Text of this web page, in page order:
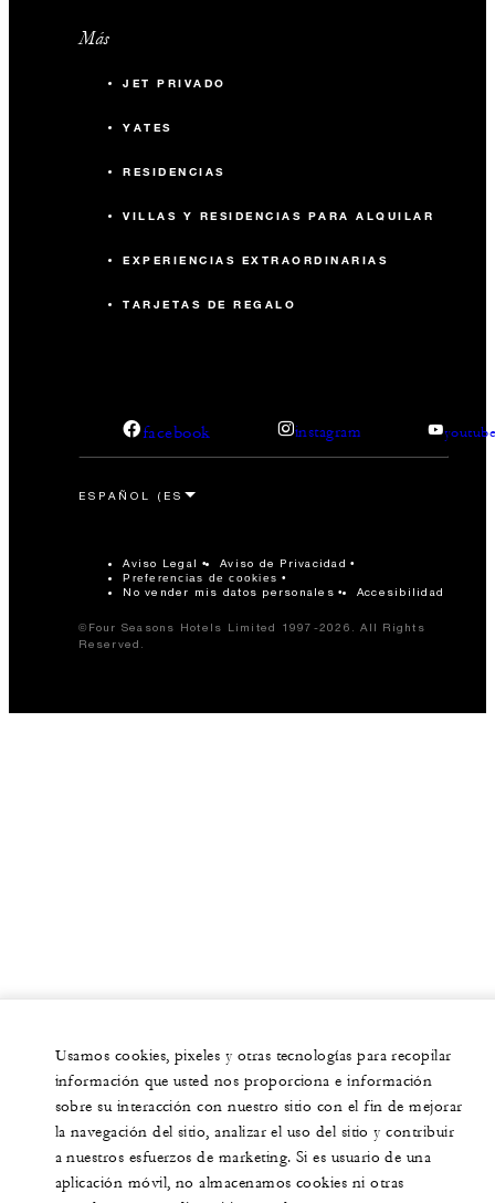
Más
JET PRIVADO
YATES
RESIDENCIAS
VILLAS Y RESIDENCIAS PARA ALQUILAR
EXPERIENCIAS EXTRAORDINARIAS
TARJETAS DE REGALO
facebook instagram
Aviso Legal Aviso de Privacidad
Preferencias de cookies
No vender mis datos personales Accesibilidad
©Four Seasons Hotels Limited 1997-2026. All Rights
Reserved.
Usamos cookies, pixeles y otras tecnologías para recopilar
información que usted nos proporciona e información
sobre su interacción con nuestro sitio con el fin de mejorar
la navegación del sitio, analizar el uso del sitio y contribuir
a nuestros esfuerzos de marketing. Si es usuario de una
aplicación móvil, no almacenamos cookies ni otras